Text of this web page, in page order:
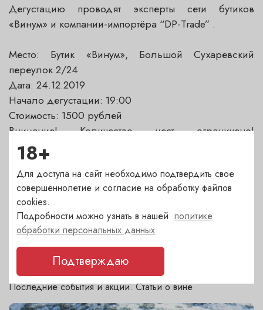
Дегустацию проводят эксперты сети бутиков
«Винум» и компании-импортёра “DP-Trade” .
Место: Бутик «Винум», Большой Сухаревский
переулок 2/24
Дата: 24.12.2019
Начало дегустации: 19:00
Стоимость: 1500 рублей
Внимание! Количество мест ограничено!
Гарантированное участие по предоплате.
Подробности по телефону +7 (495) 607-6173 /
+7(495)155-25-25
ДРУГИЕ НОВОСТИ
Последние события и акции. Статьи о вине
18+
Для доступа на сайт необходимо подтвердить свое
совершеннолетие и согласие на обработку файлов
cookies.
Подробности можно узнать в нашейполитике
обработки персональных данных
Подтверждаю